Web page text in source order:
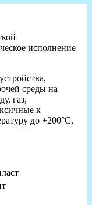
исполнение
среды на
газ,
к
до +200°C,